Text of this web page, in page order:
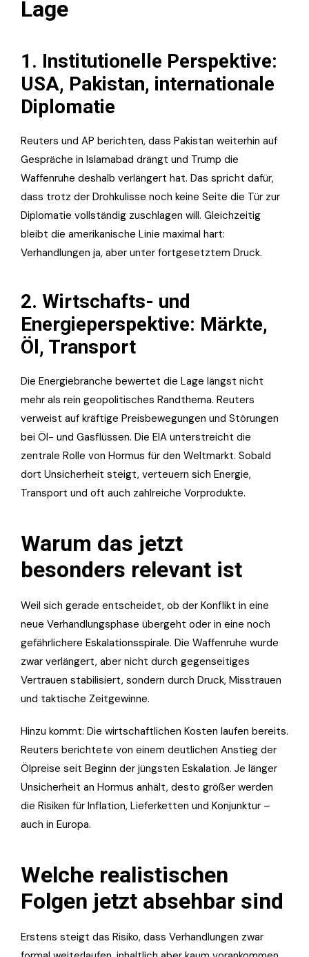
Lage
1. Institutionelle Perspektive:
USA, Pakistan, internationale
Diplomatie
Reuters und AP berichten, dass Pakistan weiterhin auf
Gespräche in Islamabad drängt und Trump die
Waffenruhe deshalb verlängert hat. Das spricht dafür,
dass trotz der Drohkulisse noch keine Seite die Tür zur
Diplomatie vollständig zuschlagen will. Gleichzeitig
bleibt die amerikanische Linie maximal hart:
Verhandlungen ja, aber unter fortgesetztem Druck.
2. Wirtschafts- und
Energieperspektive: Märkte,
Öl, Transport
Die Energiebranche bewertet die Lage längst nicht
mehr als rein geopolitisches Randthema. Reuters
verweist auf kräftige Preisbewegungen und Störungen
bei Öl- und Gasflüssen. Die EIA unterstreicht die
zentrale Rolle von Hormus für den Weltmarkt. Sobald
dort Unsicherheit steigt, verteuern sich Energie,
Transport und oft auch zahlreiche Vorprodukte.
Warum das jetzt
besonders relevant ist
Weil sich gerade entscheidet, ob der Konflikt in eine
neue Verhandlungsphase übergeht oder in eine noch
gefährlichere Eskalationsspirale. Die Waffenruhe wurde
zwar verlängert, aber nicht durch gegenseitiges
Vertrauen stabilisiert, sondern durch Druck, Misstrauen
und taktische Zeitgewinne.
Hinzu kommt: Die wirtschaftlichen Kosten laufen bereits.
Reuters berichtete von einem deutlichen Anstieg der
Ölpreise seit Beginn der jüngsten Eskalation. Je länger
Unsicherheit an Hormus anhält, desto größer werden
die Risiken für Inflation, Lieferketten und Konjunktur –
auch in Europa.
Welche realistischen
Folgen jetzt absehbar sind
Erstens steigt das Risiko, dass Verhandlungen zwar